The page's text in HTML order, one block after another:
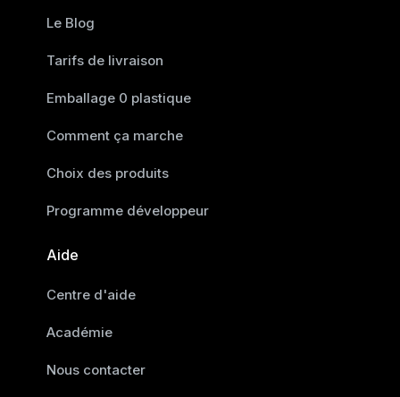
Le Blog
Tarifs de livraison
Emballage 0 plastique
Comment ça marche
Choix des produits
Programme développeur
Aide
Centre d'aide
Académie
Nous contacter